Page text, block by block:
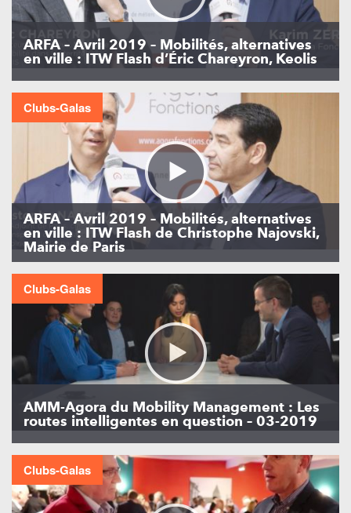
ARFA – Avril 2019 – Mobilités, alternatives
en ville : ITW Flash d’Éric Chareyron, Keolis
Clubs-Galas
ARFA – Avril 2019 – Mobilités, alternatives
en ville : ITW Flash de Christophe Najovski,
Mairie de Paris
Clubs-Galas
AMM-Agora du Mobility Management : Les
routes intelligentes en question – 03-2019
Clubs-Galas